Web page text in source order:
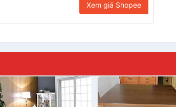
Xem giá Shopee